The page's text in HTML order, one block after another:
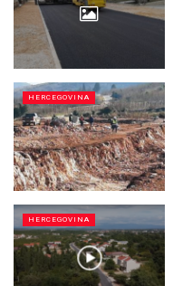
HERCEGOVINA
HERCEGOVINA